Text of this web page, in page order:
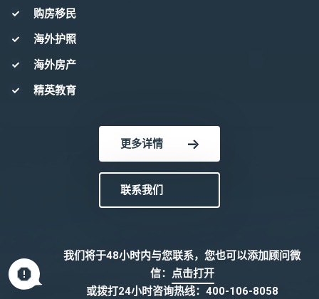
购房移民
海外护照
海外房产
精英教育
更多详情
联系我们
我们将于48小时内与您联系，您也可以添加顾问微
信： 点击打开
或拨打24小时咨询热线： 400-106-8058